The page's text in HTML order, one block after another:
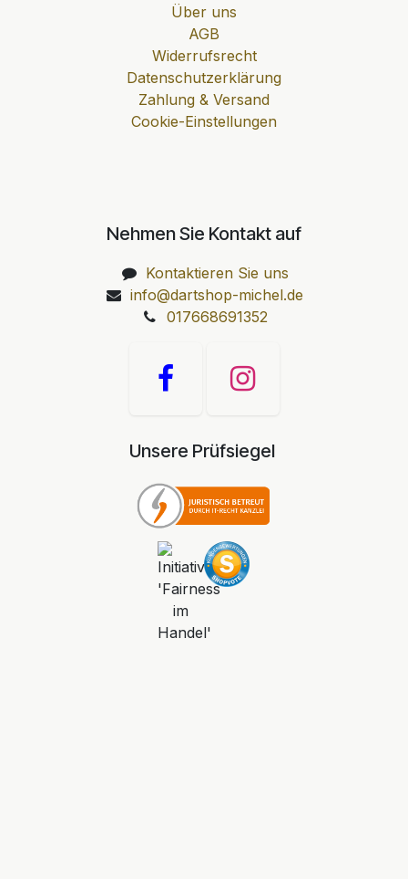
Über uns
AGB
Widerrufsrecht
Datenschutzerklärung
Zahlung & Versand
Cookie-Einstellungen
Nehmen Sie Kontakt auf
Kontaktieren Sie uns
info@dartshop-michel.de
017668691352
Unsere Prüfsiegel